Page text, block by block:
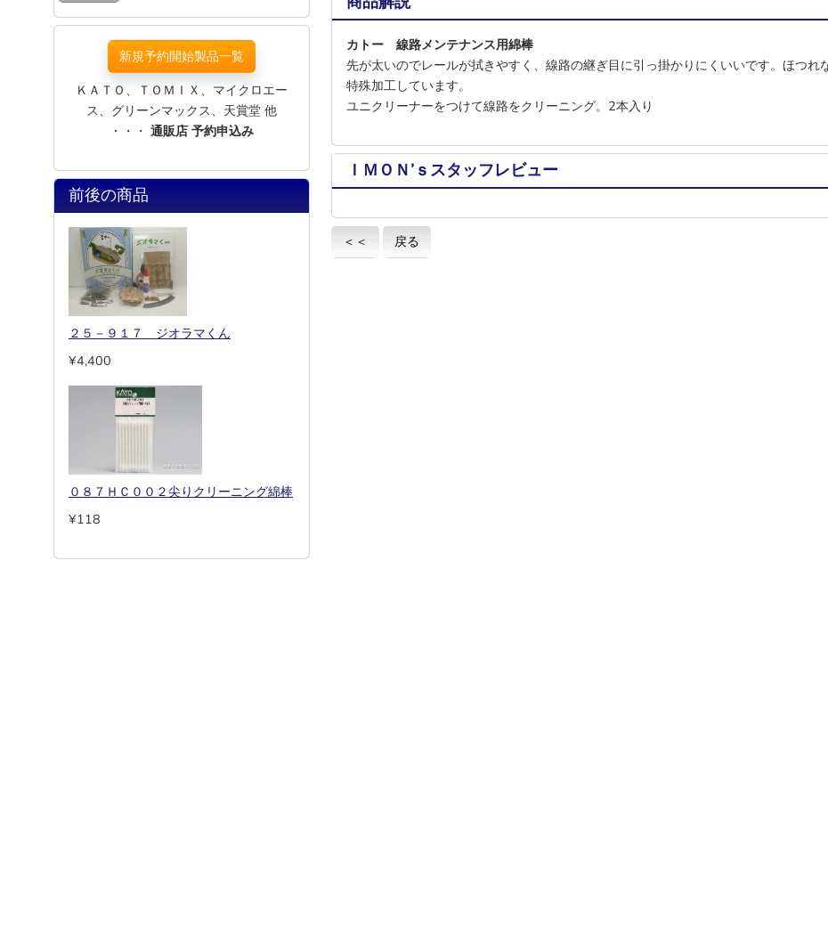
カトー 線路メンテナンス用綿棒
先が太いのでレールが拭きやすく、線路の継ぎ目に引っ掛かりにくいいです。ほつれ
特殊加工しています。
ユニクリーナーをつけて線路をクリーニング。2本入り
ＩＭＯＮ’ｓスタッフレビュー
＜＜ 戻る
新規予約開始製品一覧
ＫＡＴＯ、ＴＯＭＩＸ、マイクロエー
ス、グリーンマックス、天賞堂 他
・・・ 通販店 予約申込み
前後の商品
２５－９１７ ジオラマくん
¥4,400
０８７ＨＣ００２尖りクリーニング綿棒
¥118